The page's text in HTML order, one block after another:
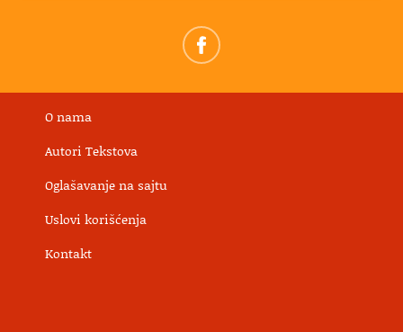
O nama
Autori Tekstova
Oglašavanje na sajtu
Uslovi korišćenja
Kontakt